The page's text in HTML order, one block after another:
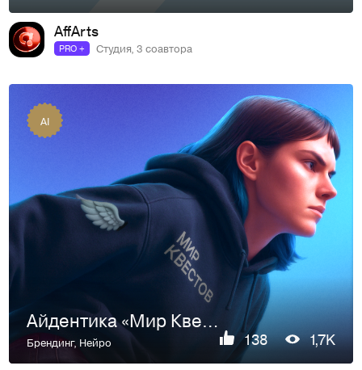
AffArts
PRO + Студия, 3 соавтора
AI
Айдентика «Мир Квестов»
Брендинг, Нейро 138 1,7K